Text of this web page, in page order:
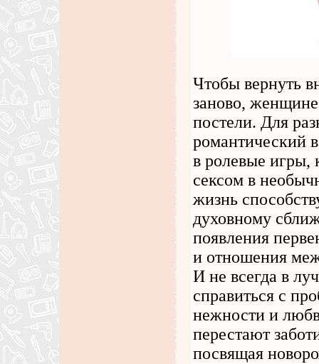
Чтобы вернуть
заново, женщине
постели. Для
романтический
в ролевые игры,
сексом в
жизнь
духовному
появления
и отношения
И не всегда в
справиться с
нежности и
перестают
посвящая